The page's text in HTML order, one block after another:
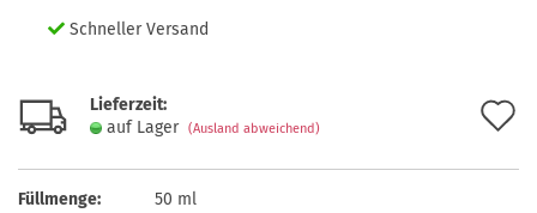
Schneller Versand
Lieferzeit:
auf Lager (Ausland abweichend)
Füllmenge: 50 ml